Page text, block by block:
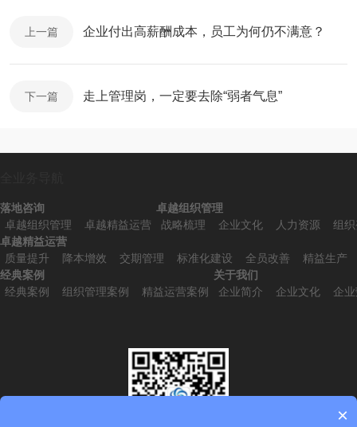
上一篇 企业付出高薪酬成本，员工为何仍不满意？
下一篇 走上管理岗，一定要去除“弱者气息”
落地咨询
卓越组织管理
卓越精益运营
卓越组织管理
战略梳理
企业文化 人力资源
组
卓越精益运营
质量提升
降本增效 交期管理 标准化建设 全员改善
精益生产
经典案例
经典案例
组织管理案例 精益运营案例
关于我们
企业简介
企业文化 企
×